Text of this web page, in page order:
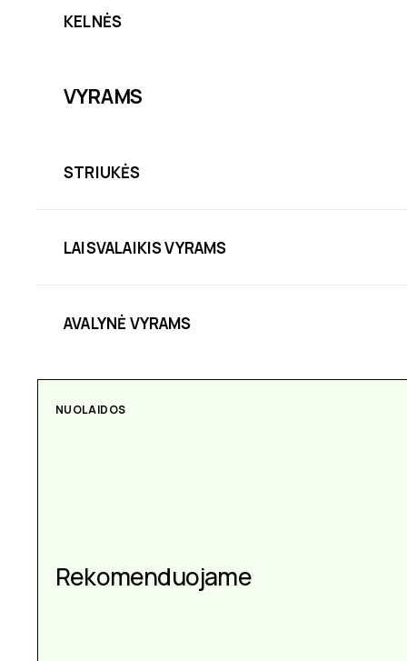
KELNĖS
VYRAMS
STRIUKĖS
LAISVALAIKIS VYRAMS
AVALYNĖ VYRAMS
NUOLAIDOS
Rekomenduojame
AKSESUARAI
Aksesuarai kiekvienai
progai